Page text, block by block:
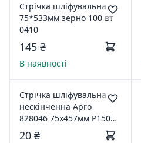
Стрічка шліфувальна
75*533мм зерно 100 вт
0410
145 ₴
В наявності
Стрічка шліфувальна
нескінченна Apro
828046 75х457мм Р150
10 шт 797064
20 ₴